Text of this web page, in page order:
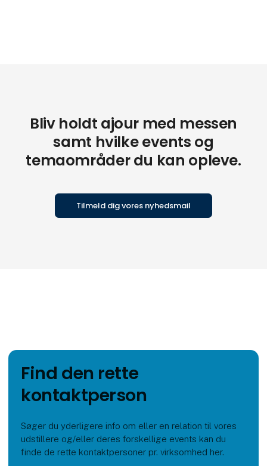
Bliv holdt ajour med messen
samt hvilke events og
temaområder du kan opleve.
Tilmeld dig vores nyhedsmail
Find den rette
kontaktperson
Søger du yderligere info om eller en relation til vores
udstillere og/eller deres forskellige events kan du
finde de rette kontaktpersoner pr. virksomhed her.